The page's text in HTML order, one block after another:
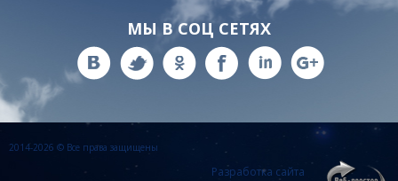
МЫ В СОЦ СЕТЯХ
2014-2026 © Все права защищены
Разработка сайта